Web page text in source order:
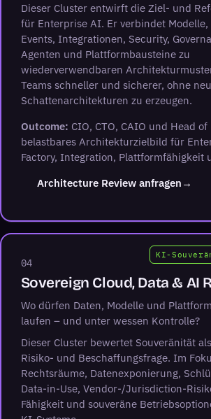
Dieser Cluster entwirft die Ziel- und
für Enterprise AI. Er verbindet Modelle,
Events, Integrationen, Security,
Agenten und Plattformbausteine zu
wiederverwendbaren
Teams schneller und sicherer, ohne
Schattenarchitekturen zu erzeugen.
Outcome: CIO, CTO, CAIO und Head
belastbares Architekturzielbild für
Factory, Integration, Plattformfähigkeit
Architecture Review anfragen →
KI-
04
Sovereign Cloud, Data & AI
Wo dürfen Daten, Modelle und
laufen – und unter wessen Kontrolle?
Dieser Cluster bewertet Souveränität
Risiko- und Beschaffungsfrage. Im
Rechtsräume, Datenexponierung,
Data-in-Use, Vendor-/Jurisdiction-
Fähigkeit und souveräne